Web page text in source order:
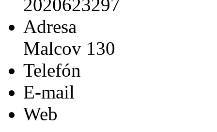
2020623297
Adresa
Malcov 130
Telefón
E-mail
Web